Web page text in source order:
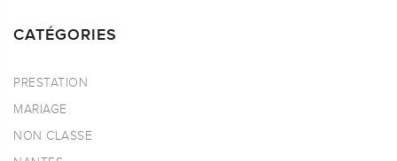
CATÉGORIES
PRESTATION
MARIAGE
NON CLASSE